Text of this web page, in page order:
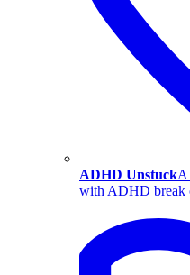
ADHD UnstuckA
with ADHD break